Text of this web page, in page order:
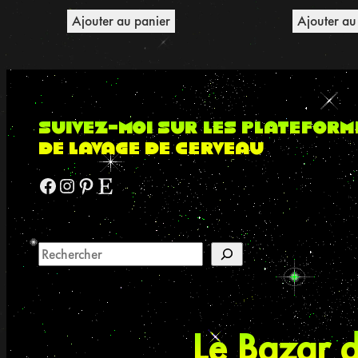
Ajouter au panier
Ajouter
suivez-moi sur les
de lavage de cerveau
Facebook InstagramPinterest Etsy
Le Bazar